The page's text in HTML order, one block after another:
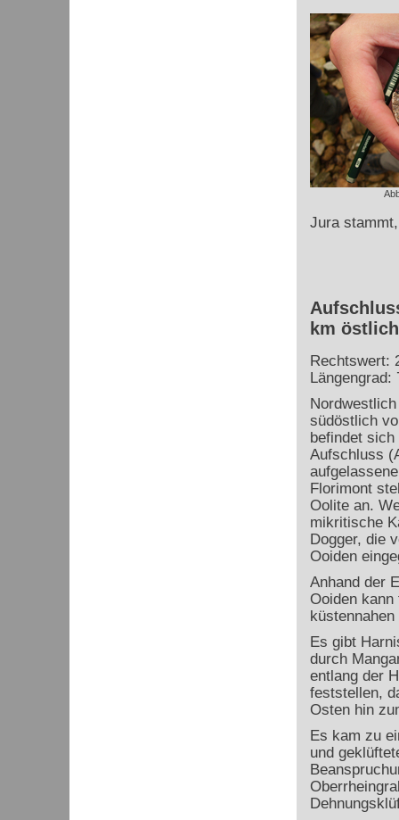
Jura
km
Rechtswert:
Längengrad:
südöstlich
befindet
Aufschluss
Florimont
Oolite an.
mikritische
Dogger, die
Ooiden
Anhand der
Ooiden
Es gibt
durch
entlang der
feststellen,
Osten hin
Es kam zu
und